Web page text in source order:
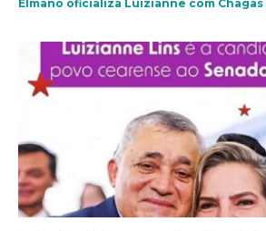
Elmano oficializa Luizianne com